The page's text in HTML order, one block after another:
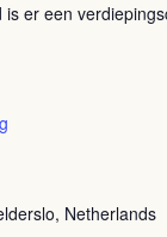
er een
Netherlands